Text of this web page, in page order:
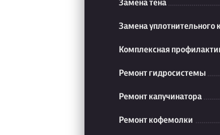
Замена тена
Замена уплотнительного
Комплексная
Ремонт гидросистемы
Ремонт капучинатора
Ремонт кофемолки